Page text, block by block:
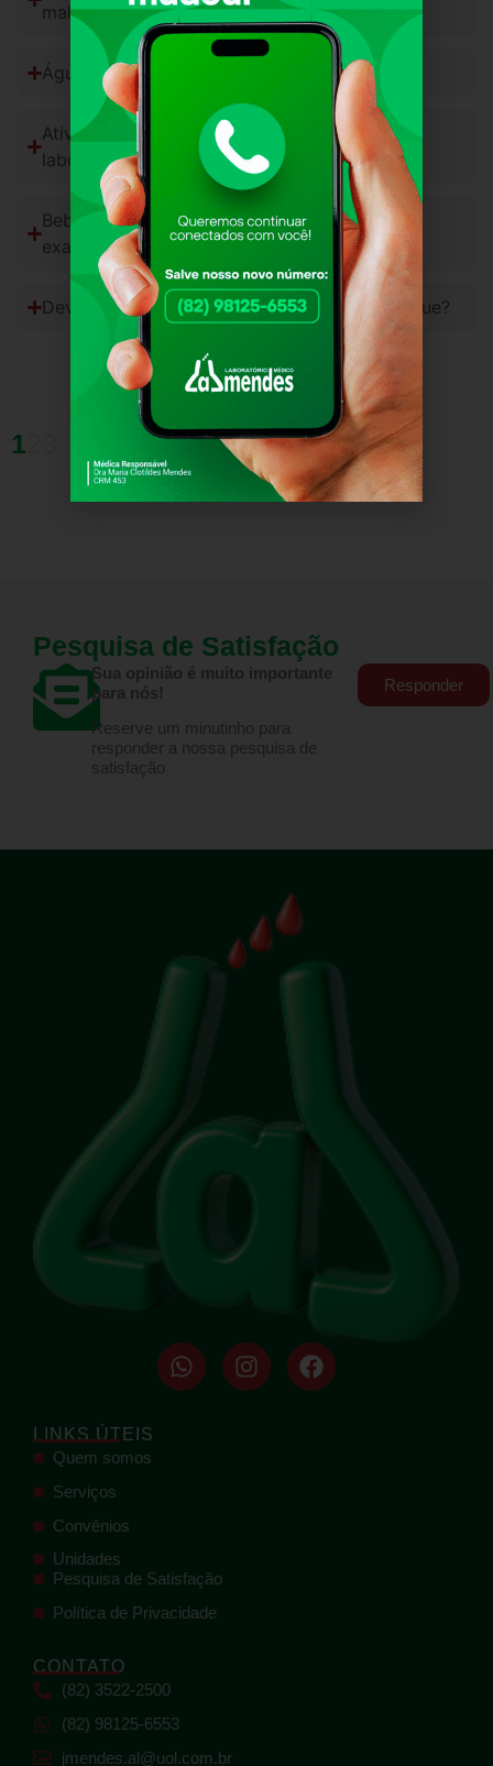
mal?
Água quebra o jejum?
Atividade física atrapalha os exames de
laboratório?
Bebida alcoólica pode alterar resultados de
exames?
Devo dobrar o braço após a retirada de sangue?
1
Pesquisa de Satisfação
Sua opinião é muito importante
para nós!
Reserve um minutinho para
responder a nossa pesquisa de
satisfação
Responder
LINKS ÚTEIS
Quem somos
Serviços
Convênios
Unidades
Pesquisa de Satisfação
Política de Privacidade
CONTATO
(82) 3522-2500
(82) 98125-6553
jmendes.al@uol.com.br